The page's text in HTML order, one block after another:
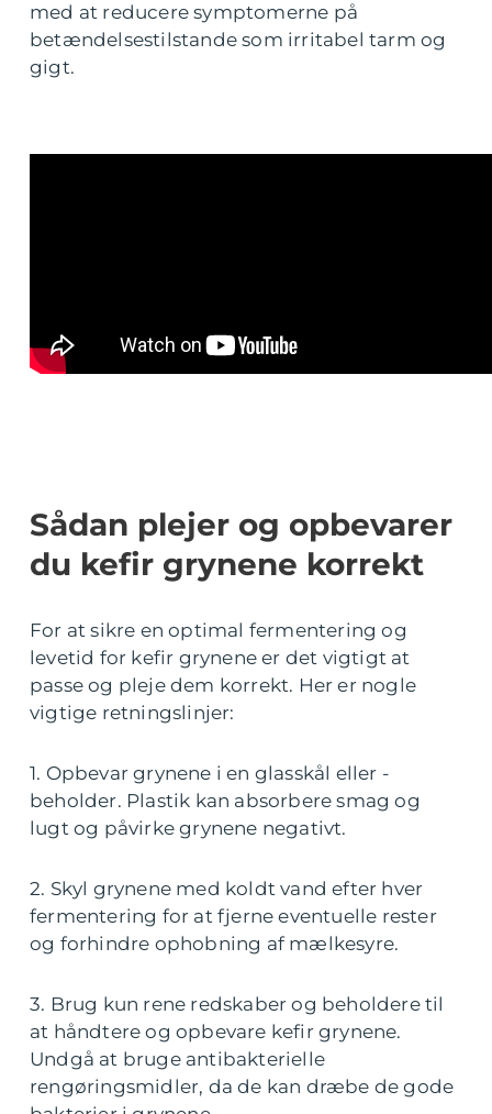
med at reducere symptomerne på
betændelsestilstande som irritabel tarm og
gigt.
Sådan plejer og opbevarer
du kefir grynene korrekt
For at sikre en optimal fermentering og
levetid for kefir grynene er det vigtigt at
passe og pleje dem korrekt. Her er nogle
vigtige retningslinjer:
1. Opbevar grynene i en glasskål eller -
beholder. Plastik kan absorbere smag og
lugt og påvirke grynene negativt.
2. Skyl grynene med koldt vand efter hver
fermentering for at fjerne eventuelle rester
og forhindre ophobning af mælkesyre.
3. Brug kun rene redskaber og beholdere til
at håndtere og opbevare kefir grynene.
Undgå at bruge antibakterielle
rengøringsmidler, da de kan dræbe de gode